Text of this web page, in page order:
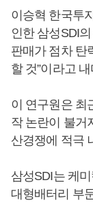
이승혁 한국투
인한 삼성SDI
판매가 점차 탄
할 것”이라고
이 연구원은 최
작 논란이 불거
산경쟁에 적극
삼성SDI는 케
대형배터리 부